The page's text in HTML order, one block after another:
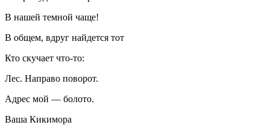
В нашей темной чаще!
В общем, вдруг найдется тот
Кто скучает что-то:
Лес. Направо поворот.
Адрес мой — болото.
Ваша Кикимора